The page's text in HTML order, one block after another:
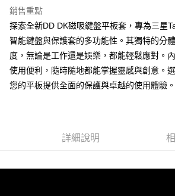
每筆NT$65，滿NT$690(含以上)免運費
付款後7-11取貨
每筆NT$65，滿NT$690(含以上)免運費
宅配
每筆NT$100，滿NT$990(含以上)免運費
銷售重點
探索全新DD DK磁吸鍵盤平板套，專為三星
智能鍵盤與保護套的多功能性。其獨特的分
度，無論是工作還是娛樂，都能輕鬆應對。
使用便利，隨時隨地都能掌握靈感與創意。
您的平板提供全面的保護與卓越的使用體驗。
詳細說明